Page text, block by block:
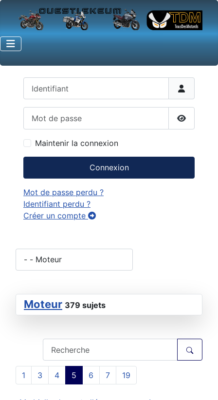
Afficher
Maintenir la connexion
Connexion
Mot de passe perdu ?
Identifiant perdu ?
Créer un compte
Moteur 379 sujets
1 3 4 5 6 7 19